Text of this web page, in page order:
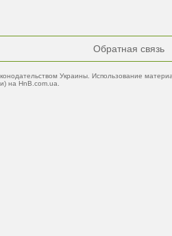
Обратная связь
Украины. Использование
на HnB.com.ua.